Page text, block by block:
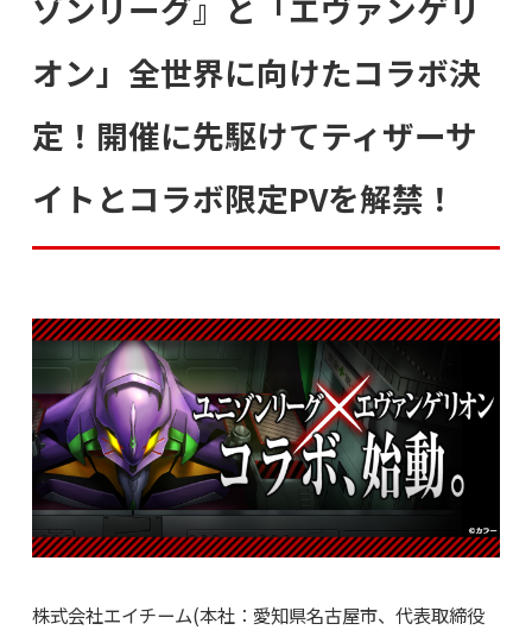
オン」全世界に向けたコラボ決
定！開催に先駆けてティザーサ
イトとコラボ限定PVを解禁！
株式会社エイチーム(本社：愛知県名古屋市、代表取締役